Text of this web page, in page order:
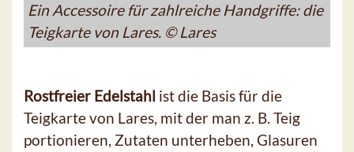
Ein Accessoire für zahlreiche Handgriffe: die
Teigkarte von Lares. © Lares
Rostfreier Edelstahl ist die Basis für die
Teigkarte von Lares, mit der man z. B. Teig
portionieren, Zutaten unterheben, Glasuren